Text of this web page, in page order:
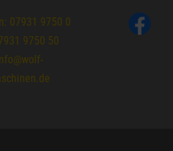
07931 9750 0
9750 50